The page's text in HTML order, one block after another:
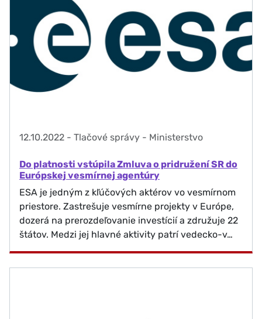
12.10.2022 - Tlačové správy - Ministerstvo
Do platnosti vstúpila Zmluva o pridružení SR do
Európskej vesmírnej agentúry
ESA je jedným z kľúčových aktérov vo vesmírnom
priestore. Zastrešuje vesmírne projekty v Európe,
dozerá na prerozdeľovanie investícií a združuje 22
štátov. Medzi jej hlavné aktivity patrí vedecko-v…